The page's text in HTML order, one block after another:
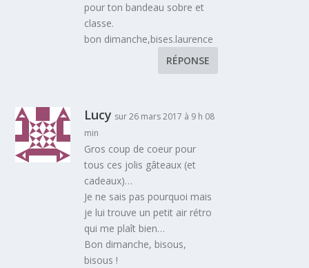
pour ton bandeau sobre et
classe.
bon dimanche,bises.laurence
RÉPONSE
Lucy sur 26 mars 2017 à 9 h 08
min
Gros coup de coeur pour
tous ces jolis gâteaux (et
cadeaux)…
Je ne sais pas pourquoi mais
je lui trouve un petit air rétro
qui me plaît bien…
Bon dimanche, bisous,
bisous !